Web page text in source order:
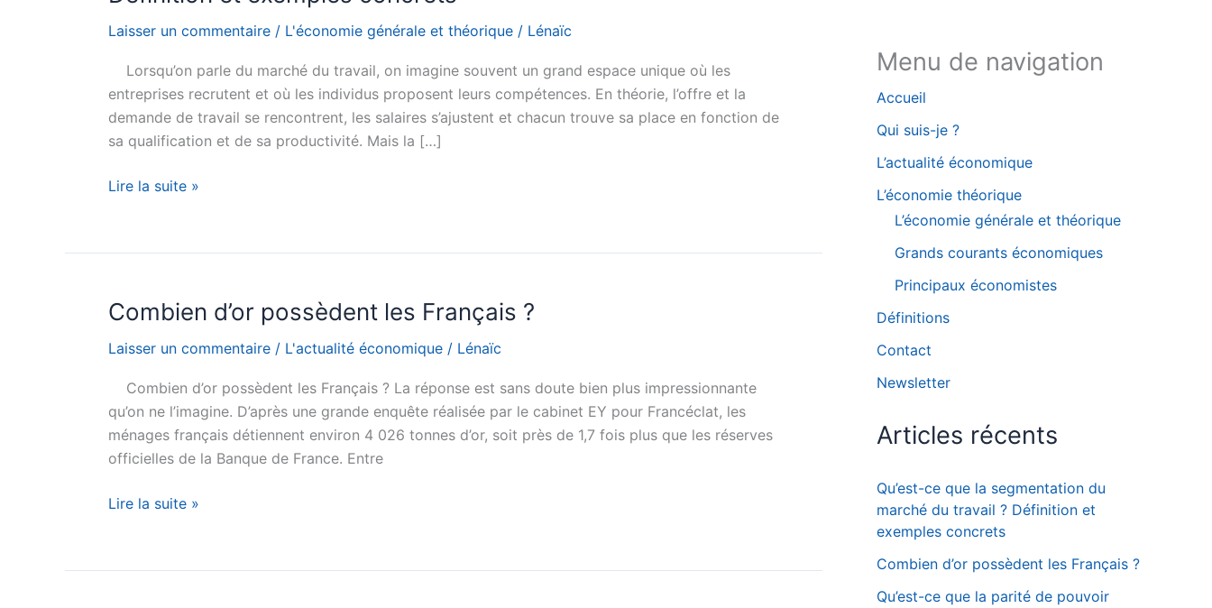
Laisser un commentaire / L'économie générale et théorique / Lénaïc
Lorsqu’on parle du marché du travail, on imagine souvent un grand espace unique où les
entreprises recrutent et où les individus proposent leurs compétences. En théorie, l’offre et la
demande de travail se rencontrent, les salaires s’ajustent et chacun trouve sa place en fonction de
sa qualification et de sa productivité. Mais la […]
Qu’est-
la
du
marché
du
Définition
et
exemples
Lire la suite »
Combien d’or possèdent les Français ?
Laisser un commentaire / L'actualité économique / Lénaïc
Combien d’or possèdent les Français ? La réponse est sans doute bien plus impressionnante
qu’on ne l’imagine. D’après une grande enquête réalisée par le cabinet EY pour Francéclat, les
ménages français détiennent environ 4 026 tonnes d’or, soit près de 1,7 fois plus que les réserves
officielles de la Banque de France. Entre
Combien
les
Lire la suite »
Menu de navigation
Accueil
Qui suis-je ?
L’actualité économique
L’économie théorique
L’économie générale et théorique
Grands courants économiques
Principaux économistes
Définitions
Contact
Newsletter
Articles récents
Qu’est-ce que la segmentation du
marché du travail ? Définition et
exemples concrets
Combien d’or possèdent les Français ?
Qu’est-ce que la parité de pouvoir